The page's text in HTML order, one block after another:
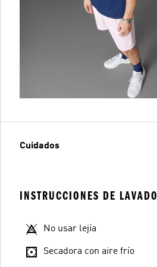
Cuidados
INSTRUCCIONES DE LAVADO
No usar lejía
Secadora con aire frío